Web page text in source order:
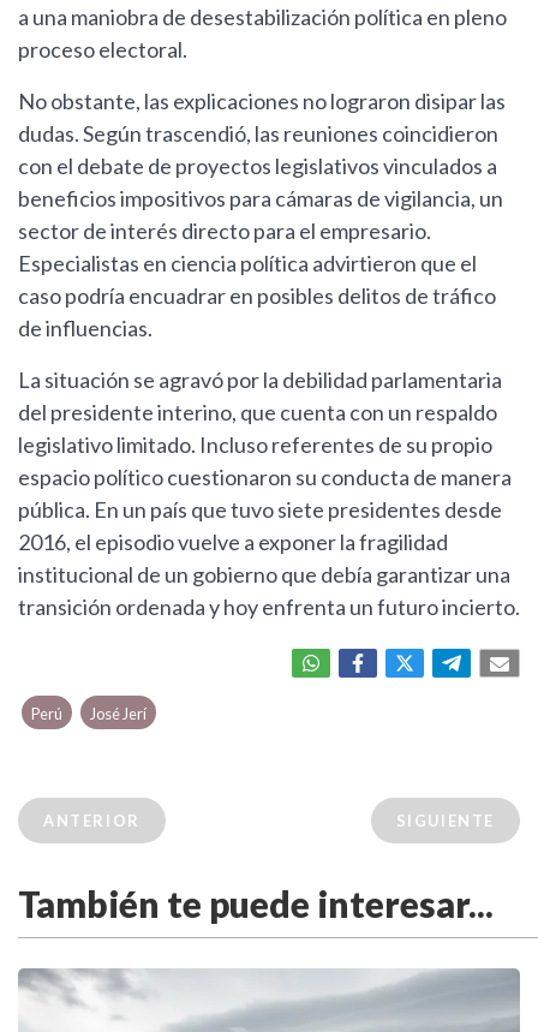
a una maniobra de desestabilización política en pleno
proceso electoral.
No obstante, las explicaciones no lograron disipar las
dudas. Según trascendió, las reuniones coincidieron
con el debate de proyectos legislativos vinculados a
beneficios impositivos para cámaras de vigilancia, un
sector de interés directo para el empresario.
Especialistas en ciencia política advirtieron que el
caso podría encuadrar en posibles delitos de tráfico
de influencias.
La situación se agravó por la debilidad parlamentaria
del presidente interino, que cuenta con un respaldo
legislativo limitado. Incluso referentes de su propio
espacio político cuestionaron su conducta de manera
pública. En un país que tuvo siete presidentes desde
2016, el episodio vuelve a exponer la fragilidad
institucional de un gobierno que debía garantizar una
transición ordenada y hoy enfrenta un futuro incierto.
Perú José Jerí
ANTERIOR SIGUIENTE
También te puede interesar...